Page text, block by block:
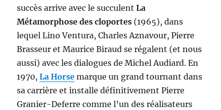
succès arrive avec le succulentLa
Métamorphose des cloportes (1965), dans
lequel Lino Ventura, Charles Aznavour, Pierre
Brasseur et Maurice Biraud se régalent (et nous
aussi) avec les dialogues de Michel Audiard. En
1970,La Horse marque un grand tournant dans
sa carrière et installe définitivement Pierre
Granier-Deferre comme l’un des réalisateurs